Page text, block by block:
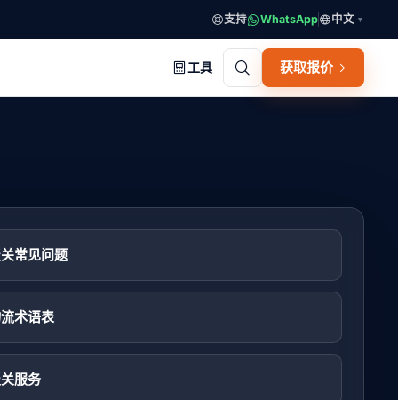
支持 WhatsApp 中文 ▼
工具 获取报价
常见问题
术语表
服务